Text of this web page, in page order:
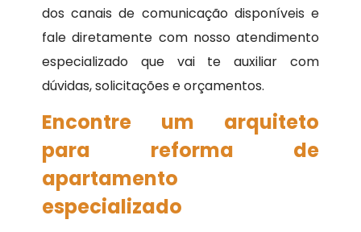
dos canais de comunicação disponíveis e
fale diretamente com nosso atendimento
especializado que vai te auxiliar com
dúvidas, solicitações e orçamentos.
Encontre um arquiteto
para reforma de
apartamento
especializado